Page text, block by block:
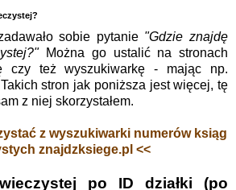
sobie pytanie "Gdzie znajdę
Można go ustalić na stronach
czy też wyszukiwarkę - mając np.
stron jak poniższa jest więcej, tę
z niej skorzystałem.
z wyszukiwarki numerów ksiąg
znajdzksiege.pl <<
po ID działki (po